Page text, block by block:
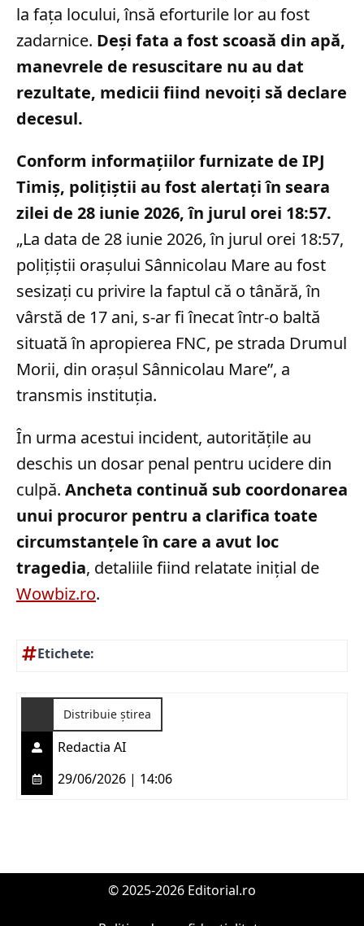
la fața locului, însă eforturile lor au fost
zadarnice. Deși fata a fost scoasă din apă,
manevrele de resuscitare nu au dat
rezultate, medicii fiind nevoiți să declare
decesul.
Conform informațiilor furnizate de IPJ
Timiș, polițiștii au fost alertați în seara
zilei de 28 iunie 2026, în jurul orei 18:57.
„La data de 28 iunie 2026, în jurul orei 18:57,
poliţiştii oraşului Sânnicolau Mare au fost
sesizaţi cu privire la faptul că o tânără, în
vârstă de 17 ani, s-ar fi înecat într-o baltă
situată în apropierea FNC, pe strada Drumul
Morii, din oraşul Sânnicolau Mare”, a
transmis instituția.
În urma acestui incident, autoritățile au
deschis un dosar penal pentru ucidere din
culpă. Ancheta continuă sub coordonarea
unui procuror pentru a clarifica toate
circumstanțele în care a avut loc
tragedia, detaliile fiind relatate inițial de
Wowbiz.ro.
Etichete:
Distribuie știrea
Redactia AI
29/06/2026 | 14:06
© 2025-2026 Editorial.ro